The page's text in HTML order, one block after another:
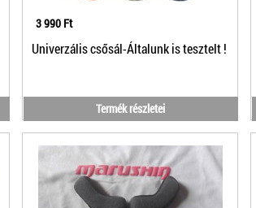
3 990 Ft
Univerzális csősál-Általunk is tesztelt !
Termék részletei